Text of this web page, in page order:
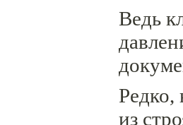
Ведь
Редко,
из